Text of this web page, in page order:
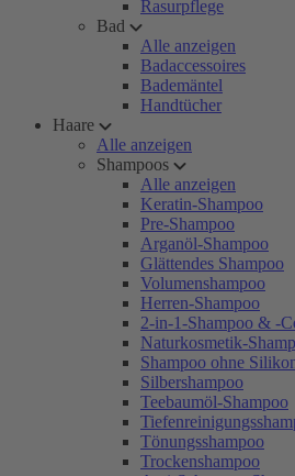
Rasurpflege
Bad
Alle anzeigen
Badaccessoires
Bademäntel
Handtücher
Haare
Alle anzeigen
Shampoos
Alle anzeigen
Keratin-Shampoo
Pre-Shampoo
Arganöl-Shampoo
Glättendes Shampoo
Volumenshampoo
Herren-Shampoo
2-in-1-Shampoo & -
Naturkosmetik-
Shampoo ohne
Silbershampoo
Teebaumöl-Shampoo
Tönungsshampoo
Trockenshampoo